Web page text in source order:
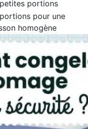
portions
pour une
homogène